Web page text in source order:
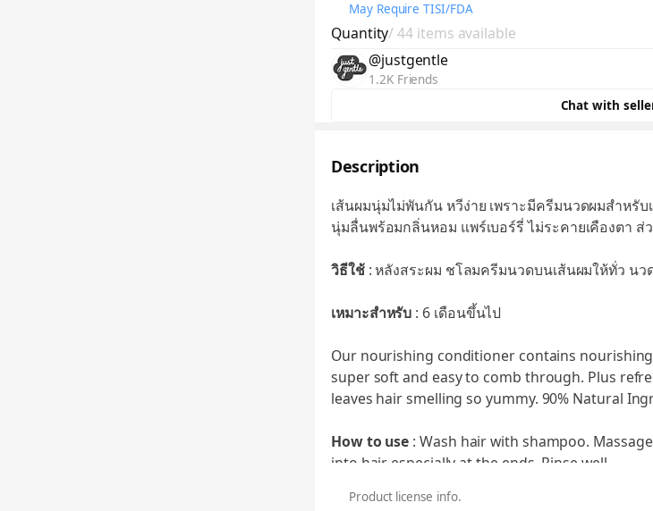
May Require TISI/FDA
Quantity/ 44 items available
@justgentle
1.2K Friends
Chat with
Description
เส้นผมนุ่มไม่พันกัน หวีง่าย เพราะมีครีมนวดผมสําหรับ
นุ่มลื่นพร้อมกลิ่นหอม แพร์เบอร์รี่ ไม่ระคายเคืองตา ส่
วิธีใช้: หลังสระผม ชโลมครีมนวดบนเส้นผมให้ทั่ว นว
เหมาะสำหรับ : 6 เดือนขึ้นไป
Our nourishing conditioner contains
super soft and easy to comb through. Plus
leaves hair smelling so yummy. 90% Natural
How to use : Wash hair with shampoo.
into hair especially at the ends. Rinse well.
Suitable for: age 6 months +
Product license info.